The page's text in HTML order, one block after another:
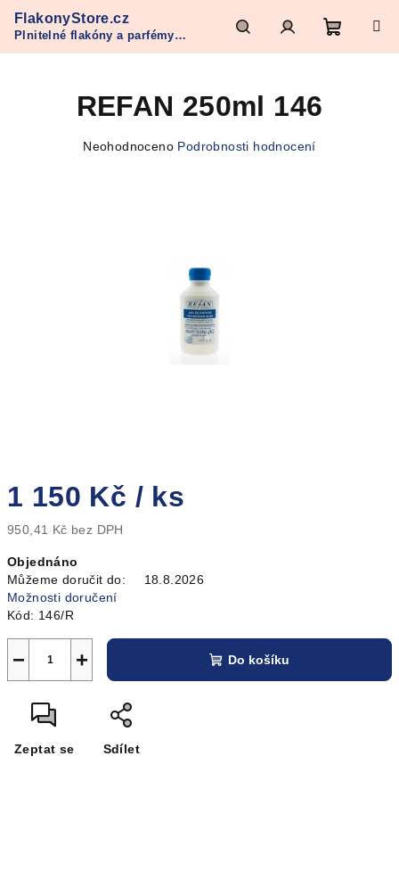
obsah
FlakonyStore.cz
Plnitelné flakóny a parfémy
Refan
HledatPřihlášeníNákupní
1 150 Kč / ks
950,41 Kč bez DPH
cena:
Objednáno
Můžeme doručit do:
18.8.2026
Možnosti doručení
Kód: 146/R
+
− Do košíku
Zeptat se Sdílet
REFAN 250ml 146
Průměrné
Neohodnoceno Podrobnosti hodnocení